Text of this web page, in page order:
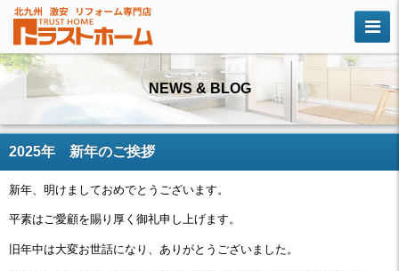
NEWS & BLOG
2025年 新年のご挨拶
新年、明けましておめでとうございます。
平素はご愛顧を賜り厚く御礼申し上げます。
旧年中は大変お世話になり、ありがとうございました。